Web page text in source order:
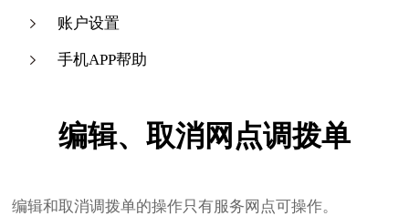
账户设置
手机APP帮助
编辑、取消网点调拨单
编辑和取消调拨单的操作只有服务网点可操作。